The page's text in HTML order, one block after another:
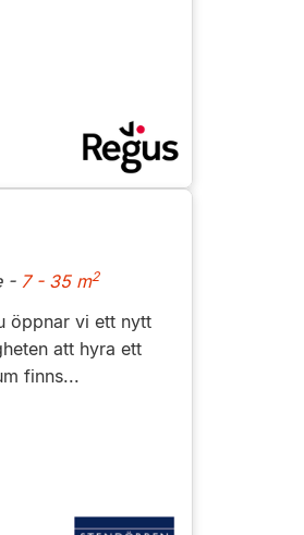
-7 - 35 m2
öppnar vi ett nytt
att hyra ett
finns...